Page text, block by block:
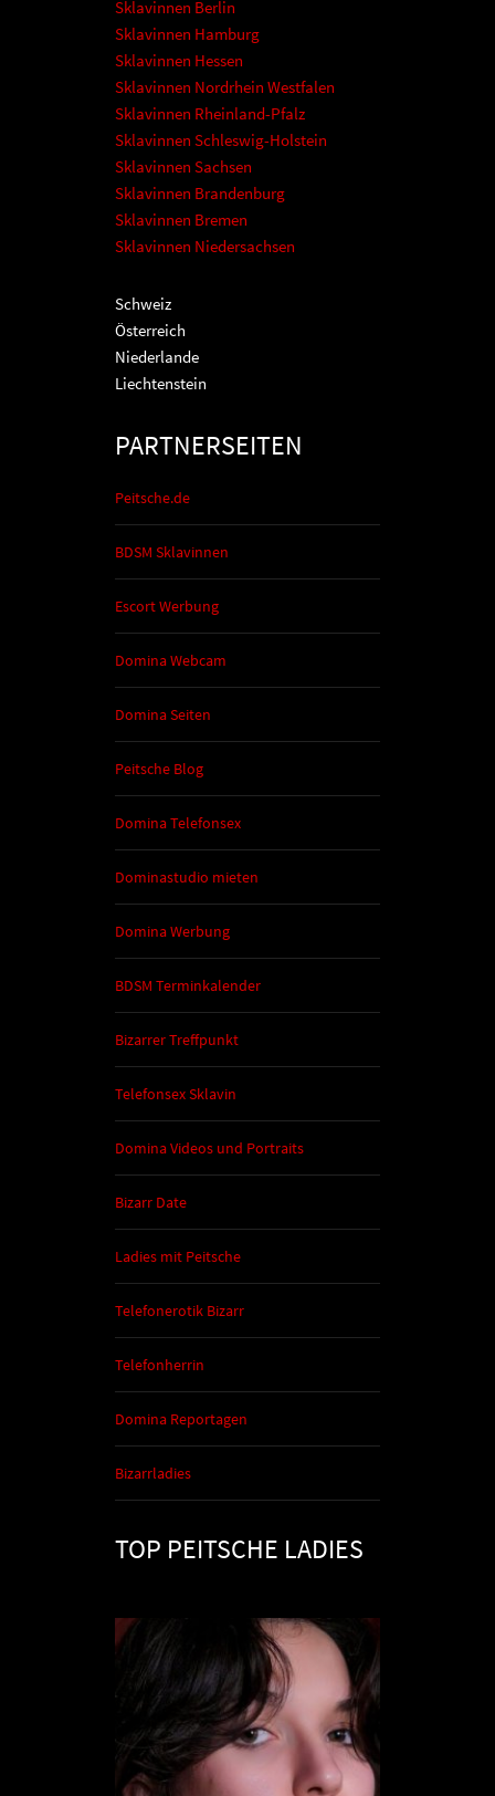
Sklavinnen Berlin
Sklavinnen Hamburg
Sklavinnen Hessen
Sklavinnen Nordrhein Westfalen
Sklavinnen Rheinland-Pfalz
Sklavinnen Schleswig-Holstein
Sklavinnen Sachsen
Sklavinnen Brandenburg
Sklavinnen Bremen
Sklavinnen Niedersachsen
Schweiz
Österreich
Niederlande
Liechtenstein
PARTNERSEITEN
Peitsche.de
BDSM Sklavinnen
Escort Werbung
Domina Webcam
Domina Seiten
Peitsche Blog
Domina Telefonsex
Dominastudio mieten
Domina Werbung
BDSM Terminkalender
Bizarrer Treffpunkt
Telefonsex Sklavin
Domina Videos und Portraits
Bizarr Date
Ladies mit Peitsche
Telefonerotik Bizarr
Telefonherrin
Domina Reportagen
Bizarrladies
TOP PEITSCHE LADIES